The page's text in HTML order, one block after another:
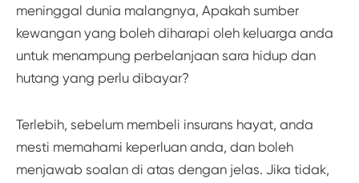
meninggal dunia malangnya, Apakah sumber
kewangan yang boleh diharapi oleh keluarga anda
untuk menampung perbelanjaan sara hidup dan
hutang yang perlu dibayar?
Terlebih, sebelum membeli insurans hayat, anda
mesti memahami keperluan anda, dan boleh
menjawab soalan di atas dengan jelas. Jika tidak,